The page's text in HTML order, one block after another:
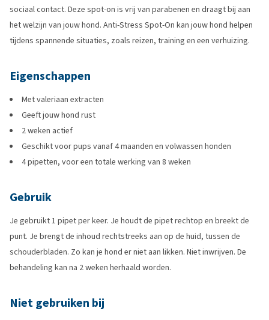
sociaal contact. Deze spot-on is vrij van parabenen en draagt bij aan
het welzijn van jouw hond. Anti-Stress Spot-On kan jouw hond helpen
tijdens spannende situaties, zoals reizen, training en een verhuizing.
Eigenschappen
Met valeriaan extracten
Geeft jouw hond rust
2 weken actief
Geschikt voor pups vanaf 4 maanden en volwassen honden
4 pipetten, voor een totale werking van 8 weken
Gebruik
Je gebruikt 1 pipet per keer. Je houdt de pipet rechtop en breekt de
punt. Je brengt de inhoud rechtstreeks aan op de huid, tussen de
schouderbladen. Zo kan je hond er niet aan likken. Niet inwrijven. De
behandeling kan na 2 weken herhaald worden.
Niet gebruiken bij